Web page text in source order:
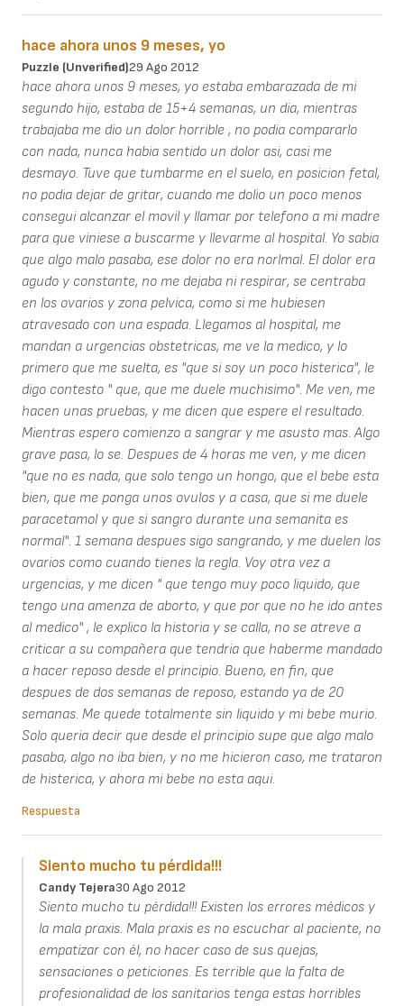
hace ahora unos 9 meses, yo
Puzzle (unverified)29 Ago 2012
hace ahora unos 9 meses, yo estaba embarazada de mi
segundo hijo, estaba de 15+4 semanas, un dia, mientras
trabajaba me dio un dolor horrible , no podia compararlo
con nada, nunca habia sentido un dolor asi, casi me
desmayo. Tuve que tumbarme en el suelo, en posicion fetal,
no podia dejar de gritar, cuando me dolio un poco menos
consegui alcanzar el movil y llamar por telefono a mi madre
para que viniese a buscarme y llevarme al hospital. Yo sabia
que algo malo pasaba, ese dolor no era norlmal. El dolor era
agudo y constante, no me dejaba ni respirar, se centraba
en los ovarios y zona pelvica, como si me hubiesen
atravesado con una espada. Llegamos al hospital, me
mandan a urgencias obstetricas, me ve la medico, y lo
primero que me suelta, es "que si soy un poco histerica", le
digo contesto " que, que me duele muchisimo". Me ven, me
hacen unas pruebas, y me dicen que espere el resultado.
Mientras espero comienzo a sangrar y me asusto mas. Algo
grave pasa, lo se. Despues de 4 horas me ven, y me dicen
"que no es nada, que solo tengo un hongo, que el bebe esta
bien, que me ponga unos ovulos y a casa, que si me duele
paracetamol y que si sangro durante una semanita es
normal". 1 semana despues sigo sangrando, y me duelen los
ovarios como cuando tienes la regla. Voy otra vez a
urgencias, y me dicen " que tengo muy poco liquido, que
tengo una amenza de aborto, y que por que no he ido antes
al medico" , le explico la historia y se calla, no se atreve a
criticar a su compañera que tendria que haberme mandado
a hacer reposo desde el principio. Bueno, en fin, que
despues de dos semanas de reposo, estando ya de 20
semanas. Me quede totalmente sin liquido y mi bebe murio.
Solo queria decir que desde el principio supe que algo malo
pasaba, algo no iba bien, y no me hicieron caso, me trataron
de histerica, y ahora mi bebe no esta aqui.
Respuesta
Siento mucho tu pérdida!!!
Candy Tejera30 Ago 2012
Siento mucho tu pérdida!!! Existen los errores médicos y
la mala praxis. Mala praxis es no escuchar al paciente, no
empatizar con él, no hacer caso de sus quejas,
sensaciones o peticiones. Es terrible que la falta de
profesionalidad de los sanitarios tenga estas horribles